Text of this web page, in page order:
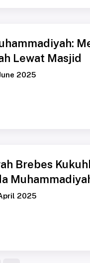
Lewat Masjid
2025
Brebes
2025